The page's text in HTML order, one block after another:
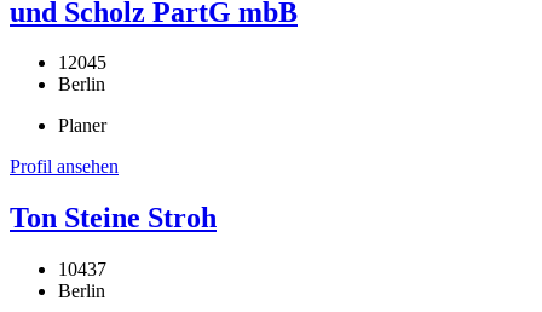
und Scholz PartG mbB
12045
Berlin
Planer
Profil ansehen
Ton Steine Stroh
10437
Berlin